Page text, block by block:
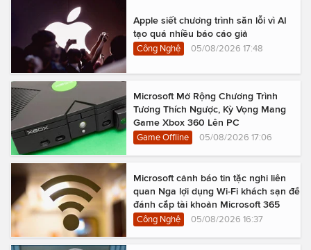
Apple siết chương trình săn lỗi vì AI
tạo quá nhiều báo cáo giả
Công Nghệ 05/08/2026 17:48
Microsoft Mở Rộng Chương Trình
Tương Thích Ngược, Kỳ Vọng Mang
Game Xbox 360 Lên PC
Game Offline 05/08/2026 17:06
Microsoft cảnh báo tin tặc nghi liên
quan Nga lợi dụng Wi-Fi khách sạn để
đánh cắp tài khoản Microsoft 365
Công Nghệ 05/08/2026 16:37